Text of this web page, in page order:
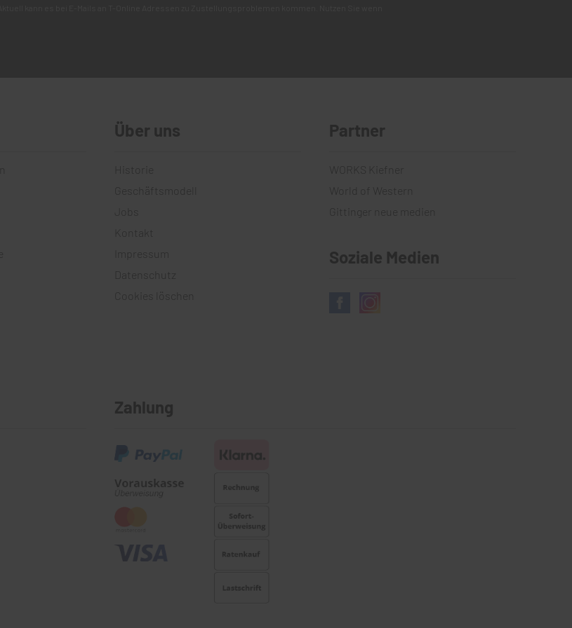
Über uns
Geschäftsmodell
Kontakt
Impressum
Datenschutz
Cookies löschen
Partner
World of Western
Gittinger neue medien
Soziale Medien
Zahlung